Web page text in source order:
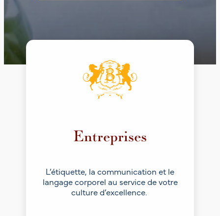
Entreprises
L’étiquette, la communication et le
langage corporel au service de votre
culture d’excellence.